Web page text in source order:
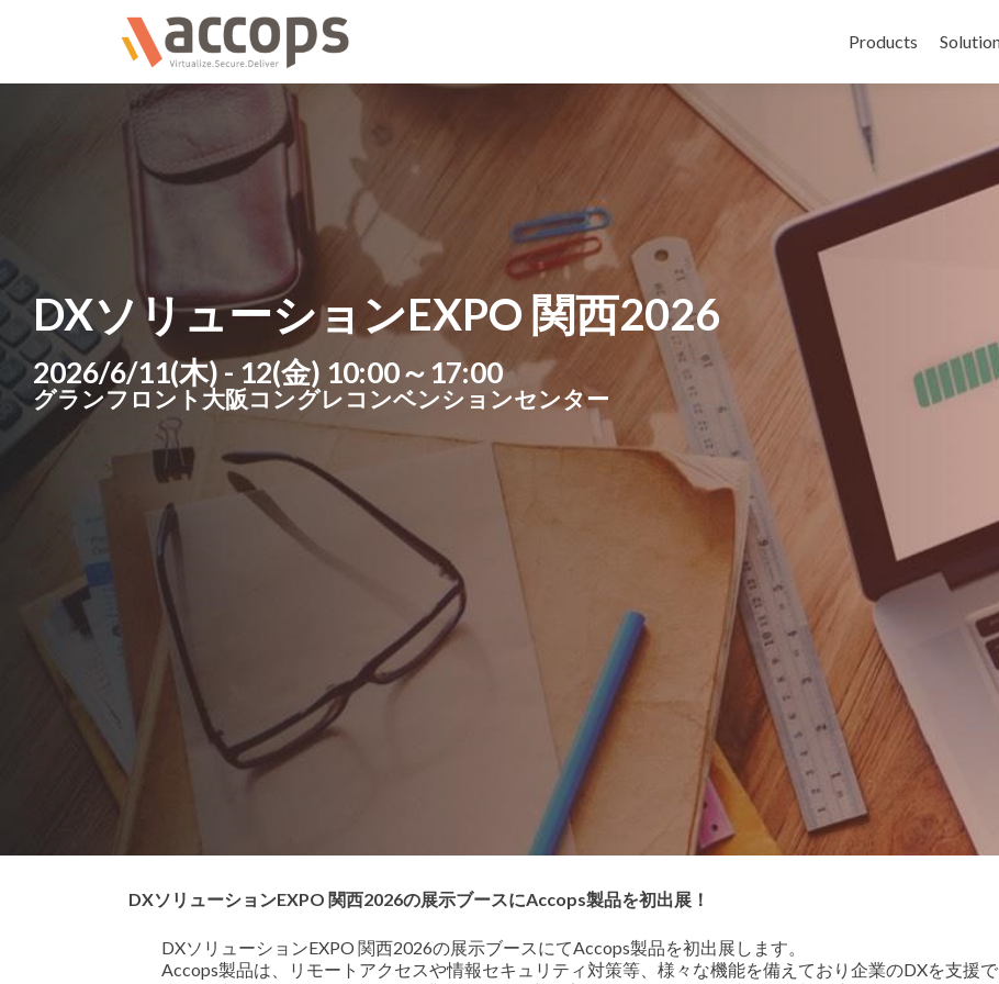
Products
DXソリューションEXPO 関西2026
2026/6/11(木) - 12(金) 10:00～17:00
グランフロント大阪コングレコンベンションセンター
DXソリューションEXPO 関西2026の展示ブースにAccops製品を初出展！
DXソリューションEXPO 関西2026の展示ブースにてAccops製品を初出展します。
Accops製品は、リモートアクセスや情報セキュリティ対策等、様々な機能を備えており企業のDXを支援で